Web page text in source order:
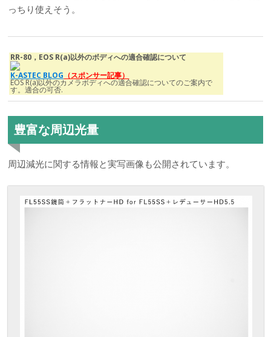
っちり使えそう。
RR-80，EOS R(a)以外のボディへの適合確認について
K-ASTEC BLOG （スポンサー記事）
EOS R(a)以外のカメラボディへの適合確認についてのご案内で
す。適合の可否.
豊富な周辺光量
周辺減光に関する情報と実写画像も公開されています。